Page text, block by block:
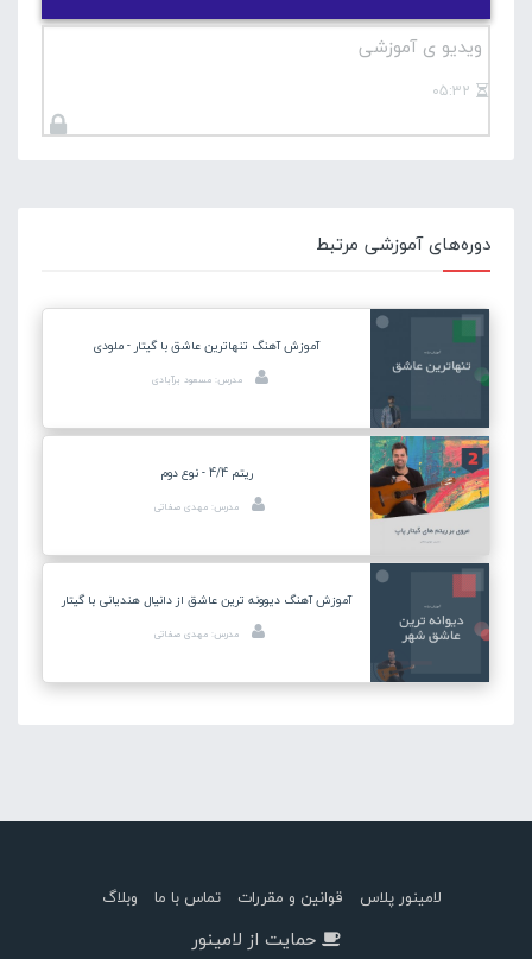
ویدیو ی آموزشی
05:32
دوره‌های آموزشی مرتبط
آموزش آهنگ تنهاترین عاشق با گیتار - ملودی
مدرس: مسعود برآبادی
ریتم 4/4 - نوع دوم
مدرس: مهدی صفاتی
آموزش آهنگ دیوونه ترین عاشق از دانیال هندیانی با گیتار
مدرس: مهدی صفاتی
لامینور پلاس قوانین و مقررات تماس با ما وبلاگ
حمایت از لامینور